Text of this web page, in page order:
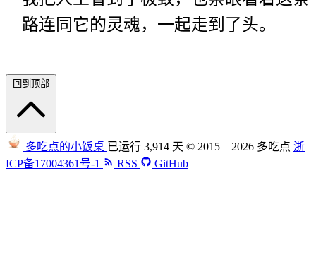
路连同它的灵魂，一起走到了头。
回到顶部
多吃点的小饭桌 已运行 3,914 天 © 2015 – 2026 多吃点 浙
ICP备17004361号-1
RSS GitHub